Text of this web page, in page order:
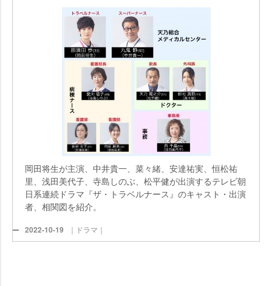
岡田将生が主演、中井貴一、菜々緒、安達祐実、恒松祐
里、浅田美代子、寺島しのぶ、松平健が出演するテレビ朝
日系連続ドラマ『ザ・トラベルナース』のキャスト・出演
者、相関図を紹介。
2022-10-19 ｜ドラマ｜